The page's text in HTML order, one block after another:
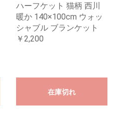
ハーフケット 猫柄 西川
暖か 140×100cm ウォッ
シャブル ブランケット
￥2,200
在庫切れ